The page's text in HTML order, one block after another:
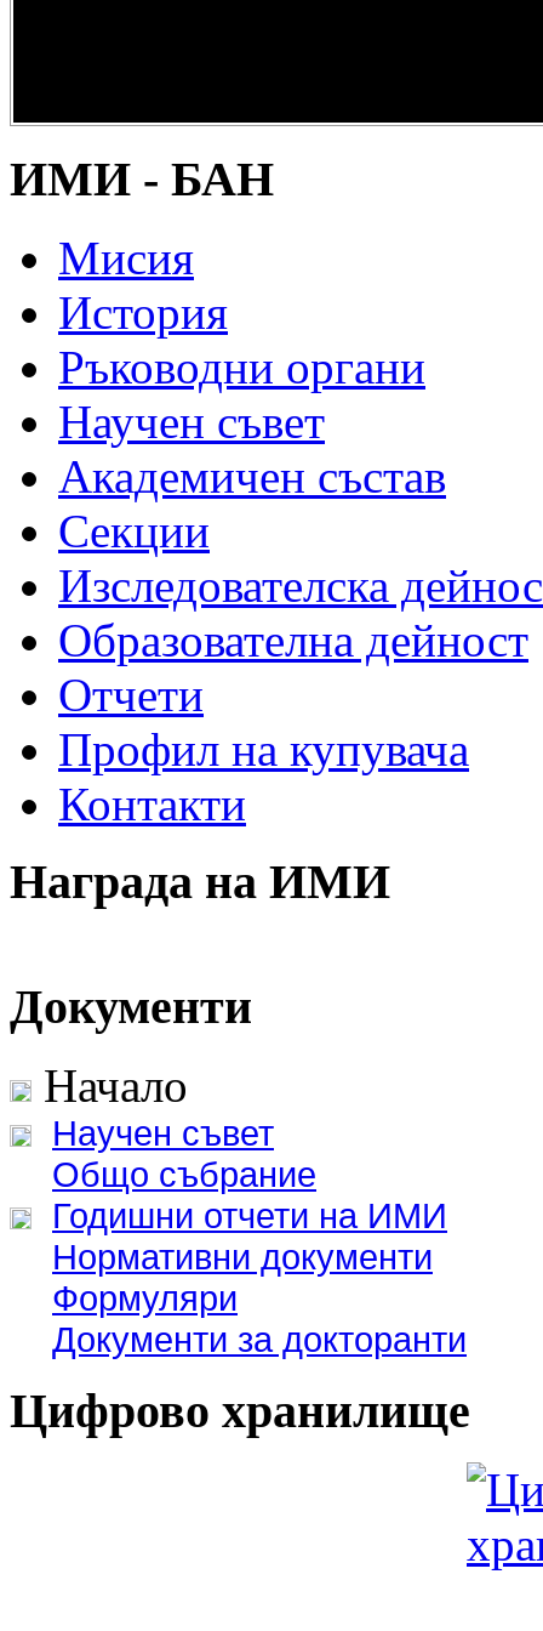
наследство” -
ИМИ - БАН
Мисия
История
Ръководни органи
Научен съвет
Академичен състав
Секции
Изследователска
Образователна дейност
Отчети
Профил на купувача
Контакти
Награда на ИМИ
Документи
Начало
Научен съвет
Общо събрание
Годишни отчети на ИМИ
Нормативни документи
Формуляри
Документи за докторанти
Цифрово хранилище